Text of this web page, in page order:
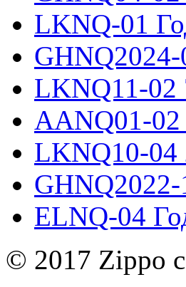
LKNQ-01
GHNQ2024-
LKNQ11-02
AANQ01-02
LKNQ10-04
GHNQ2022-
ELNQ-04
© 2017 Zippo